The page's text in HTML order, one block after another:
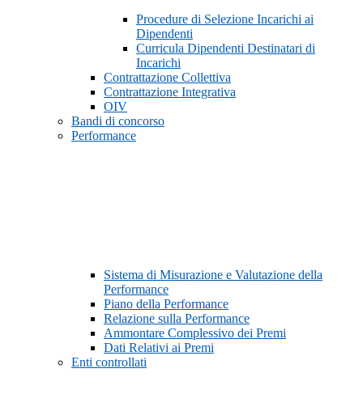
Procedure di Selezione Incarichi ai
Dipendenti
Curricula Dipendenti Destinatari di
Incarichi
Contrattazione Collettiva
Contrattazione Integrativa
OIV
Bandi di concorso
Performance
Sistema di Misurazione e Valutazione della
Performance
Piano della Performance
Relazione sulla Performance
Ammontare Complessivo dei Premi
Dati Relativi ai Premi
Enti controllati